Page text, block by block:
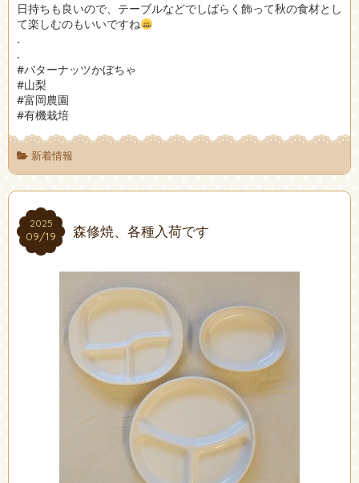
日持ちも良いので、テーブルなどでしばらく飾って秋の食材とし
て楽しむのもいいですね
.
.
#バターナッツかぼちゃ
#山梨
#富岡農園
#有機栽培
新着情報
2025
09/19
2025
09/19 森修焼、各種入荷です